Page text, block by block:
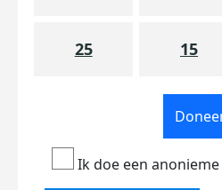
25 15
Ik doe een